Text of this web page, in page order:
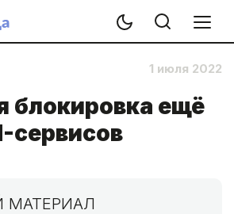
1 июля 2022
блокировка ещё
сервисов
МАТЕРИАЛ